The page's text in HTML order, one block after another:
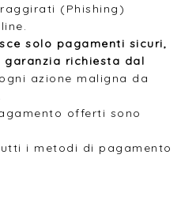
(Phishing)
solo pagamenti sicuri,
richiesta dal
azione maligna da
offerti sono
i metodi di pagamento